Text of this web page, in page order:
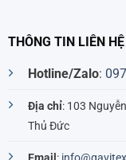
THÔNG TIN LIÊN HỆ
Hotline/Zalo:
Địa chỉ: 103
Thủ Đức